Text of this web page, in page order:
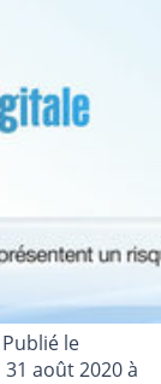
Publié le
août 2020 à